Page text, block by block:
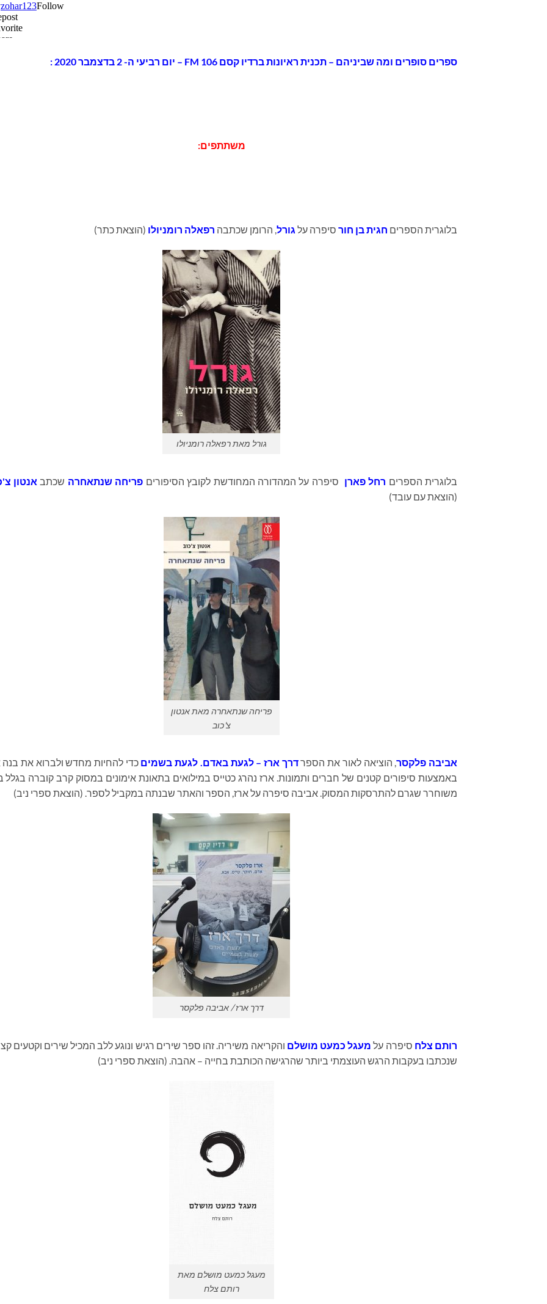
ספרים סופרים ומה שביניהם – תכנית ראיונות ברדיו קסם 106 FM – יום רביעי ה- 2 בדצמבר 2020 :
משתתפים:
בלוגרית הספרים חגית בן חור סיפרה על גורל, הרומן שכתבה רפאלה רומניולו (הוצאת כתר)
גורל מאת רפאלה רומניולו
בלוגרית הספרים רחל פארן סיפרה על המהדורה המחודשת לקובץ הסיפורים פריחה שנתאחרה שכתב אנטון
(הוצאת עם עובד)
פריחה שנתאחרה מאת אנטון
צ'כוב
אביבה פלקסר, הוציאה לאור את הספרדרך ארז – לגעת באדם. לגעת בשמים כדי להחיות מחדש ולברוא את בנה
באמצעות סיפורים קטנים של חברים ותמונות. ארז נהרג כטייס במילואים בתאונת אימונים במסוק קרב קוברה בגלל
משוחרר שגרם להתרסקות המסוק. אביבה סיפרה על ארז, הספר והאתר שבנתה במקביל לספר. (הוצאת ספרי ניב)
דרך ארז / אביבה פלקסר
רותם צלח סיפרה על מעגל כמעט מושלם והקריאה משיריה. זהו ספר שירים רגיש ונוגע ללב המכיל שירים וקטעים
שנכתבו בעקבות הרגש העוצמתי ביותר שהרגישה הכותבת בחייה – אהבה. (הוצאת ספרי ניב)
מעגל כמעט מושלם מאת
רותם צלח